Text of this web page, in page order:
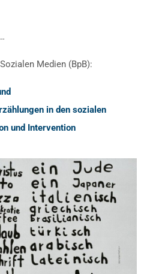
Medien (BpB):
in den sozialen
und Intervention